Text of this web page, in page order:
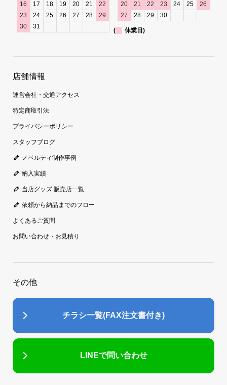
16
17 18 19 20 21
22
23
24 25 26 27 28
29
30
31
20
21 22 23 24 25
26
27
28 29 30
( 休業日)
店舗情報
運営会社・交通アクセス
特定商取引法
プライバシーポリシー
スタッフブログ
ノベルティ制作事例
納入実績
当店グッズ 販売店一覧
依頼から納品までのフロー
よくあるご質問
お問い合わせ・お見積り
その他
チラシ一覧(FAX注文書付き)
LINEで問い合わせ